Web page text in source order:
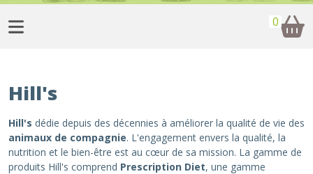
0
Hill's
Hill's dédie depuis des décennies à améliorer la qualité de vie des
animaux de compagnie. L'engagement envers la qualité, la
nutrition et le bien-être est au cœur de sa mission. La gamme de
produits Hill's comprend Prescription Diet, une gamme